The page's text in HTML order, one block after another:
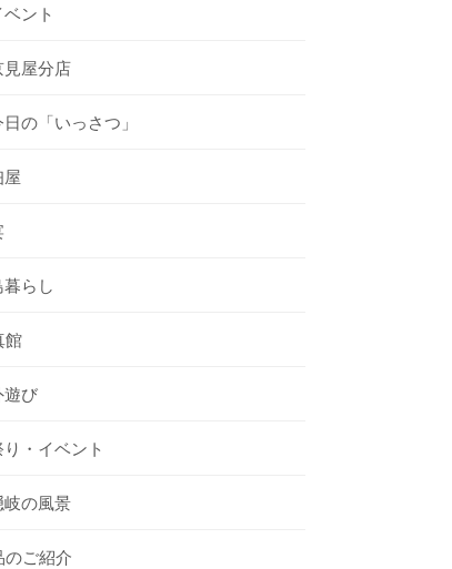
ベント
見屋分店
の「いっさつ」
屋
暮らし
館
遊び
り・イベント
岐の風景
のご紹介